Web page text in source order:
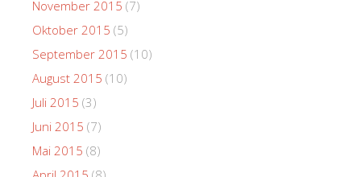
November 2015 (7)
Oktober 2015 (5)
September 2015 (10)
August 2015 (10)
Juli 2015 (3)
Juni 2015 (7)
Mai 2015 (8)